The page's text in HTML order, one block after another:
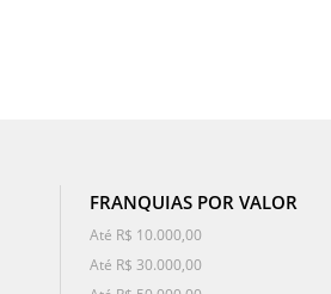
FRANQUIAS POR VALOR
Até R$ 10.000,00
Até R$ 30.000,00